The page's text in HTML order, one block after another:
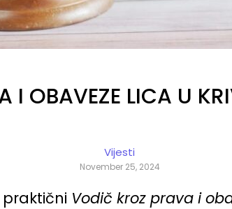
I OBAVEZE LICA U
Vijesti
November 25, 2024
Vodič kroz prava i